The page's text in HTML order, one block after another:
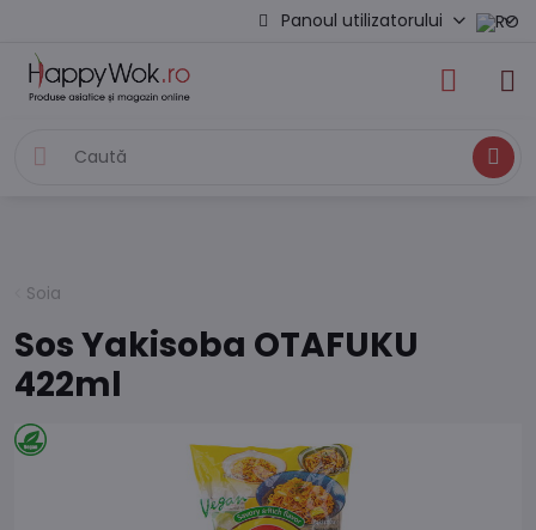
Panoul utilizatorului
Caută
Soia
Sos Yakisoba OTAFUKU
422ml